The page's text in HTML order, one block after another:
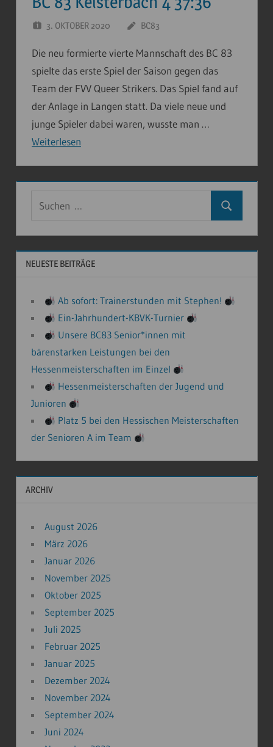
3. OKTOBER 2020 BC83
Die neu formierte vierte Mannschaft des BC 83
spielte das erste Spiel der Saison gegen das
Team der FVV Queer Strikers. Das Spiel fand auf
der Anlage in Langen statt. Da viele neue und
junge Spieler dabei waren, wusste man …
Weiterlesen
Suchen
NEUESTE BEITRÄGE
Ab sofort: Trainerstunden mit Stephen!
Ein-Jahrhundert-KBVK-Turnier
Unsere BC83 Senior*innen mit
bärenstarken Leistungen bei den
Hessenmeisterschaften im Einzel
Hessenmeisterschaften der Jugend und
Junioren
Platz 5 bei den Hessischen Meisterschaften
der Senioren A im Team
ARCHIV
August 2026
März 2026
Januar 2026
November 2025
Oktober 2025
September 2025
Juli 2025
Februar 2025
Januar 2025
Dezember 2024
November 2024
September 2024
Juni 2024